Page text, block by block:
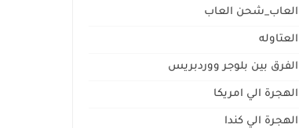
العاب_شحن العاب
العتاوله
الفرق بين بلوجر ووردبريس
الهجرة الي امريكا
الهجرة الي كندا